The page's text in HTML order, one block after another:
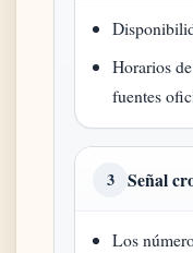
Horarios
fuentes
3 Señal
Los